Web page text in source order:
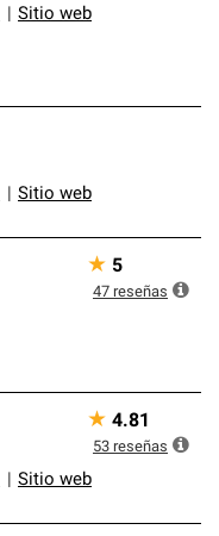
Sitio web
Sitio web
★ 5
47 reseñas
Sitio web
★ 4.81
53 reseñas